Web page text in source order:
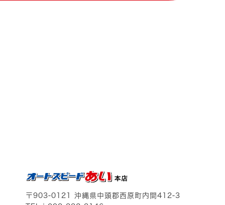
〒903-0121 沖縄県中頭郡西原町内間412-3